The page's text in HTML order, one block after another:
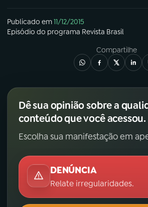
Publicado em11/12/2015
Episódio do programa Revista Brasil
Compartilhe
Dê sua opinião sobre a
conteúdo que você acessou.
Escolha sua manifestação em
DENÚNCIA
Relate irregularidades.